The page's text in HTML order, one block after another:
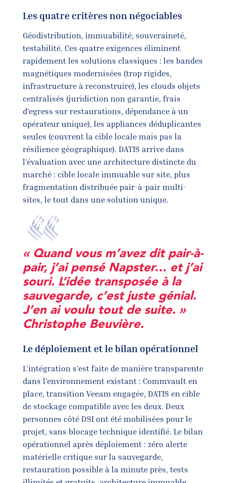
Les quatre critères non négociables
Géodistribution, immuabilité, souveraineté,
testabilité. Ces quatre exigences éliminent
rapidement les solutions classiques : les bandes
magnétiques modernisées (trop rigides,
infrastructure à reconstruire), les clouds objets
centralisés (juridiction non garantie, frais
d’egress sur restaurations, dépendance à un
opérateur unique), les appliances déduplicantes
seules (couvrent la cible locale mais pas la
résilience géographique). DATIS arrive dans
l’évaluation avec une architecture distincte du
marché : cible locale immuable sur site, plus
fragmentation distribuée pair-à-pair multi-
sites, le tout dans une solution unique.
« Quand vous m’avez dit pair-à-
pair, j’ai pensé Napster… et j’ai
souri. L’idée transposée à la
sauvegarde, c’est juste génial.
J’en ai voulu tout de suite. »
Christophe Beuvière.
Le déploiement et le bilan opérationnel
L’intégration s’est faite de manière transparente
dans l’environnement existant : Commvault en
place, transition Veeam engagée, DATIS en cible
de stockage compatible avec les deux. Deux
personnes côté DSI ont été mobilisées pour le
projet, sans blocage technique identifié. Le bilan
opérationnel après déploiement : zéro alerte
matérielle critique sur la sauvegarde,
restauration possible à la minute près, tests